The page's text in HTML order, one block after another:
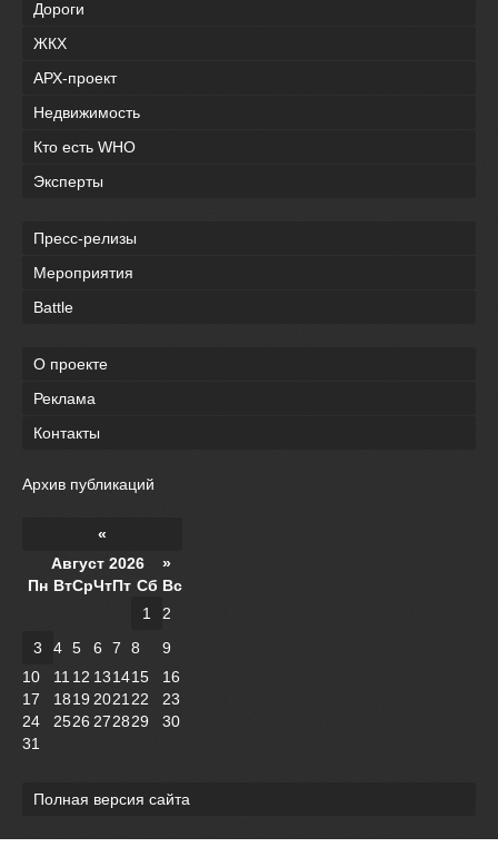
Дороги
ЖКХ
АРХ-проект
Недвижимость
Кто есть WHO
Эксперты
Пресс-релизы
Мероприятия
Battle
О проекте
Реклама
Контакты
Архив публикаций
«
Август 2026 »
Пн ВтСрЧтПт Сб Вс
1
2
3
4 5 6 7 8
9
10
11 12 131415
16
17
1819 2021 22
23
24
2526 272829
30
31
Полная версия сайта